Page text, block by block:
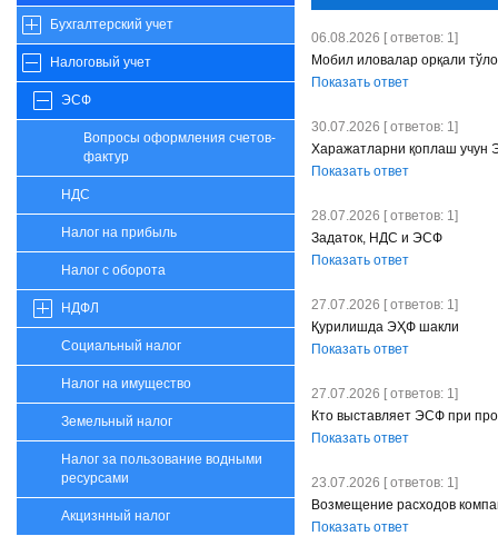
Бухгалтерский учет
Налоговый учет
ЭСФ
Вопросы оформления счетов-
фактур
НДС
Налог на прибыль
Налог с оборота
НДФЛ
Социальный налог
Налог на имущество
Земельный налог
Налог за пользование водными
ресурсами
Акцизнный налог
06.08.2026 [ ответов: 1]
Мобил иловалар орқали
Показать ответ
30.07.2026 [ ответов: 1]
Харажатларни қоплаш
Показать ответ
28.07.2026 [ ответов: 1]
Задаток, НДС и ЭСФ
Показать ответ
27.07.2026 [ ответов: 1]
Қурилишда ЭҲФ шакли
Показать ответ
27.07.2026 [ ответов: 1]
Кто выставляет ЭСФ при
Показать ответ
23.07.2026 [ ответов: 1]
Возмещение расходов
Показать ответ